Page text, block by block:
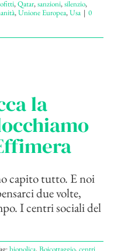
,Qatar,sanzioni,silenzio,
,Unione Europea,Usa | 0
la
capito tutto. E noi
due volte,
I centri sociali del
biopolica, Boicottaggio, centri